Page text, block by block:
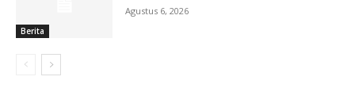
Berita
Agustus 6, 2026